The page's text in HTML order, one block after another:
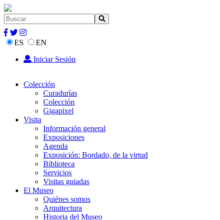
ES
EN
Iniciar Sesión
Colección
Curadurías
Colección
Gigapixel
Visita
Información general
Exposiciones
Agenda
Exposición: Bordado, de la virtud
Biblioteca
Servicios
Visitas guiadas
El Museo
Quiénes somos
Arquitectura
Historia del Museo